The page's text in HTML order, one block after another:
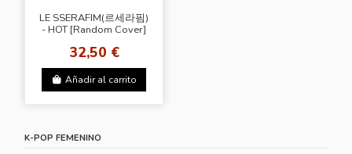
LE SSERAFIM(르세라핌)
- HOT [Random Cover]
(SW)
32,50 €
Añadir al carrito
K-POP FEMENINO